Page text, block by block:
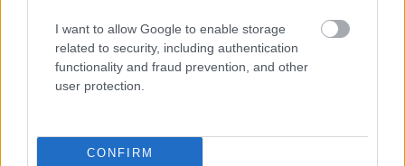
I want to allow Google to enable storage
related to security, including authentication
functionality and fraud prevention, and other
user protection.
CONFIRM
Feliratkozom a hírlevélre és elfogadom az
adatvédelmi
szabályzatot!